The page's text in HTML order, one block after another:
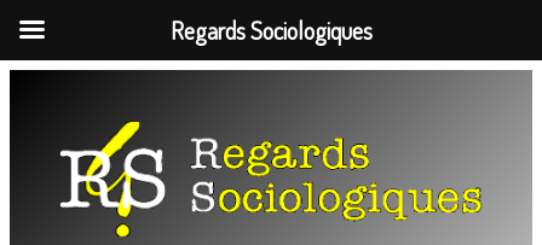
Regards Sociologiques